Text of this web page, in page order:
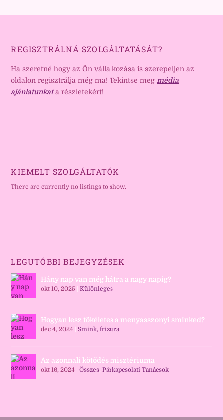
REGISZTRÁLNÁ SZOLGÁLTATÁSÁT?
Ha szeretné hogy az Ön vállalkozása is szerepeljen az
oldalon regisztrálja még ma! Tekintse meg média
ajánlatunkat a részletekért!
KIEMELT SZOLGÁLTATÓK
There are currently no listings to show.
LEGUTÓBBI BEJEGYZÉSEK
Hány nap van még hátra a nagy napig?
okt 10, 2025 |Különleges
Hogyan lesz tökéletes a menyasszonyi sminked?
dec 4, 2024 |Smink, frizura
Az azonnali kötődés misztériuma
okt 16, 2024 |Összes ,Párkapcsolati Tanácsok